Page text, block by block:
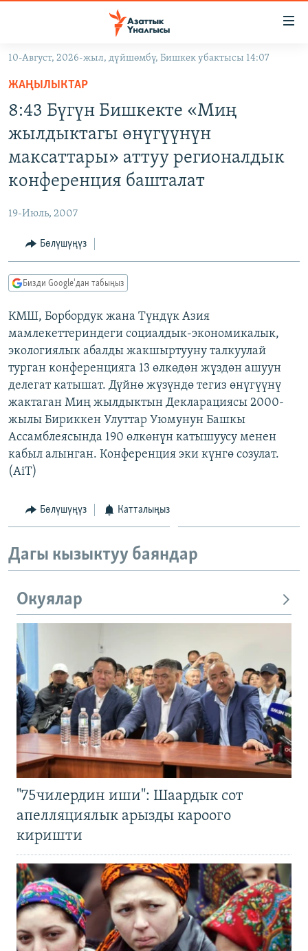
Навигацияга
өтүңүз
салыңызКЫРГЫЗСТАН
ЭКОНОМИКА
БОРБОР АЗИЯ
АТАЙЫН ИЛИКТӨӨ
ЭКСПЕРТТЕР ТАЛДАЙТ
БИЗ ЖАНА ДҮЙНӨ
ЭЖЕ-СИҢДИЛЕР
АЗАТТЫК+
ЫҢГАЙСЫЗ СУРООЛОР
ПОДКАСТ
ӨЗГӨЧӨ ПИКИР
Русский
ОНЛАЙН ШЕРИНЕ
ЭЕ/АРнун бардык сайттары
10-Август, 2026-жыл, дүйшөмбү, Бишкек убактысы 14:07
ЖАҢЫЛЫКТАР
8:43 Бүгүн Бишкекте «Миң
жылдыктагы өнүгүүнүн
максаттары» аттуу регионалдык
конференция башталат
19-Июль, 2007
Бөлүшүңүз
Бизди Google'дан табыңыз
КМШ, Борбордук жана Түндүк Азия
мамлекеттериндеги социалдык-экономикалык,
экологиялык абалды жакшыртууну талкуулай
турган конференцияга 13 өлкөдөн жүздөн ашуун
делегат катышат. Дүйнө жүзүндө тегиз өнүгүүнү
жактаган Миң жылдыктын Декларациясы 2000-
жылы Бириккен Улуттар Уюмунун Башкы
Ассамблеясында 190 өлкөнүн катышуусу менен
кабыл алынган. Конференция эки күнгө созулат.
(AiT)
Бөлүшүңүз Катталыңыз
Дагы кызыктуу баяндар
Окуялар
"75чилердин иши": Шаардык сот
апелляциялык арызды кароого
киришти